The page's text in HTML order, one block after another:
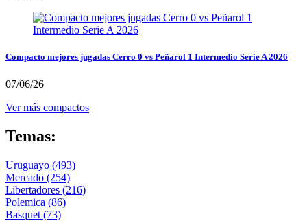
Compacto mejores jugadas Cerro 0 vs Peñarol 1 Intermedio Serie A 2026
07/06/26
Ver más compactos
Temas:
Uruguayo (493)
Mercado (254)
Libertadores (216)
Polemica (86)
Basquet (73)